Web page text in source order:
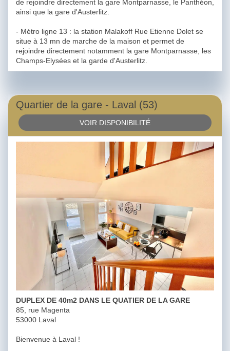
de rejoindre directement la gare Montparnasse, le Panthéon,
ainsi que la gare d'Austerlitz.
- Métro ligne 13 : la station Malakoff Rue Etienne Dolet se
situe à 13 mn de marche de la maison et permet de
rejoindre directement notamment la gare Montparnasse, les
Champs-Elysées et la garde d'Austerlitz.
Quartier de la gare - Laval (53)
VOIR DISPONIBILITÉ
DUPLEX DE 40m2 DANS LE QUATIER DE LA GARE
85, rue Magenta
53000 Laval
Bienvenue à Laval !